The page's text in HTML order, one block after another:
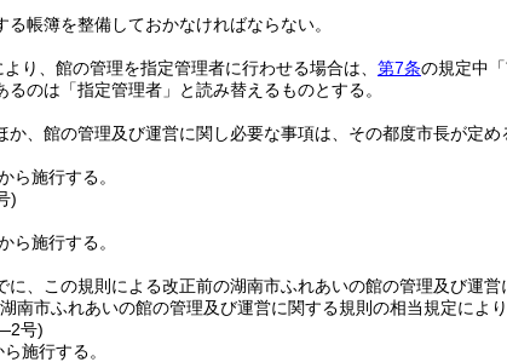
帳簿を整備しておかなければならない。
り、館の管理を指定管理者に行わせる場合は、 第7条の規定中
のは「指定管理者」と読み替えるものとする。
か、館の管理及び運営に関し必要な事項は、その都度市長が定め
ら施行する。
)
ら施行する。
に、この規則による改正前の湖南市ふれあいの館の管理及び運
南市ふれあいの館の管理及び運営に関する規則の相当規定によ
号)
施行する。